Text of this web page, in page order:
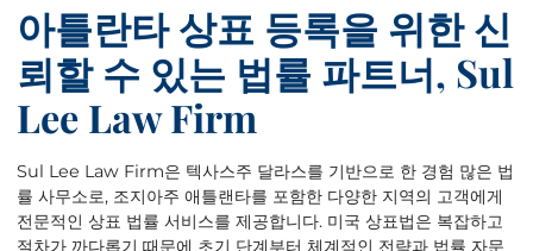
아틀란타 상표 등록을 위한 신
뢰할 수 있는 법률 파트너, Sul
Lee Law Firm
Sul Lee Law Firm은 텍사스주 달라스를 기반으로 한 경험 많은 법
률 사무소로, 조지아주 애틀랜타를 포함한 다양한 지역의 고객에게
전문적인 상표 법률 서비스를 제공합니다. 미국 상표법은 복잡하고
절차가 까다롭기 때문에 초기 단계부터 체계적인 전략과 법률 자문